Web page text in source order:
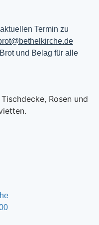
Termin zu
und Belag für alle